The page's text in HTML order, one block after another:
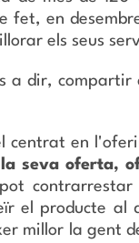
fet, en
els seus
dir, compartir
centrat en
seva oferta,
contrarrestar
el producte al
millor la gent